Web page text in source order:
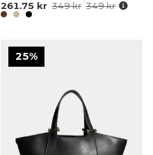
261.75 kr 349 kr 349 kr
25%